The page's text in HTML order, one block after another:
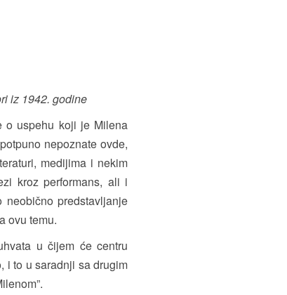
iz 1942. godine
o uspehu koji je Milena
nepoznate ovde,
medijima i nekim
kroz performans, ali i
predstavljanje
ovu temu.
u čijem će centru
i to u saradnji sa drugim